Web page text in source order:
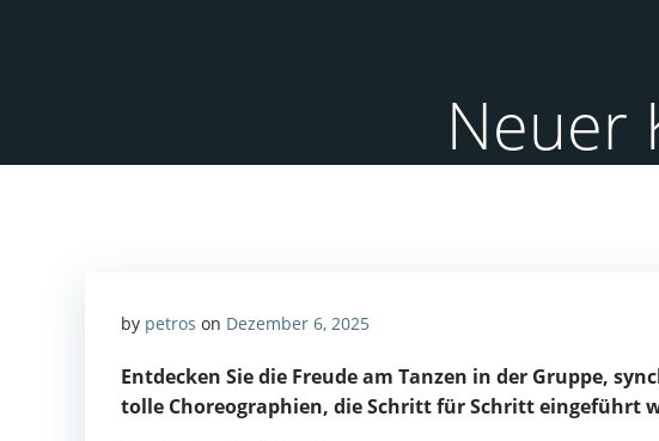
Neuer
by petros on Dezember 6, 2025
Entdecken Sie die Freude am Tanzen in der Gruppe,
tolle Choreographien, die Schritt für Schritt eingeführt